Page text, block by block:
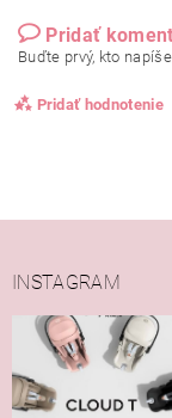
Pridať
Buďte prvý, kto
Pridať hodnotenie
INSTAGRAM